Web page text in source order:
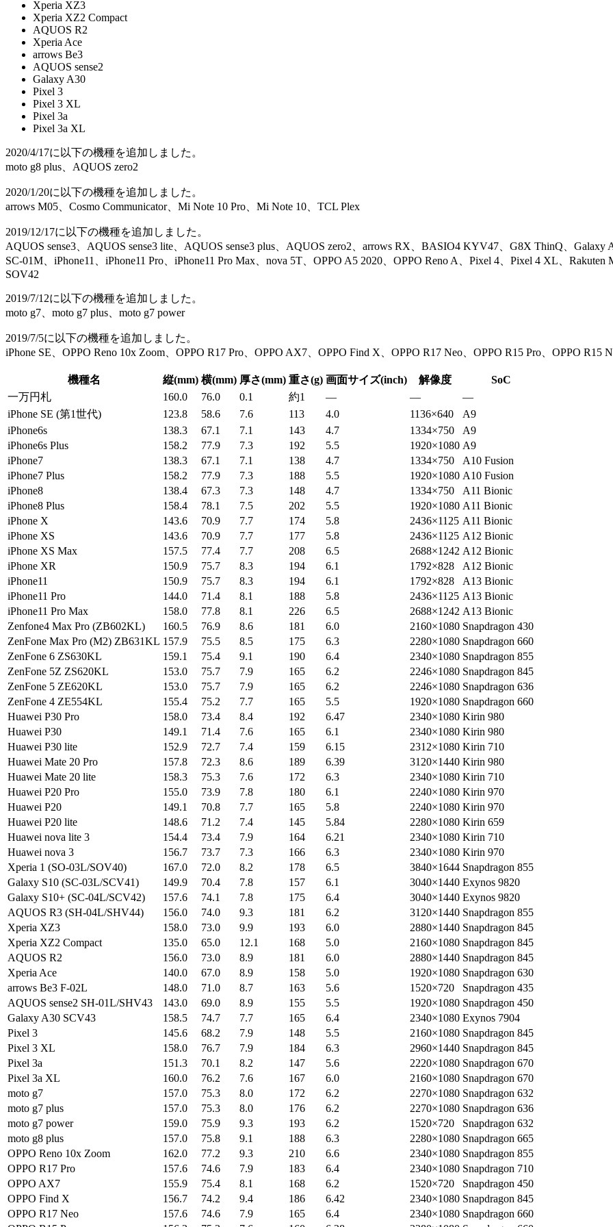
Xperia XZ3
Xperia XZ2 Compact
AQUOS R2
Xperia Ace
arrows Be3
AQUOS sense2
Galaxy A30
Pixel 3
Pixel 3 XL
Pixel 3a
Pixel 3a XL
2020/4/17に以下の機種を追加しました。
moto g8 plus、AQUOS zero2
2020/1/20に以下の機種を追加しました。
arrows M05、Cosmo Communicator、Mi Note 10 Pro、Mi Note 10、TCL Plex
2019/12/17に以下の機種を追加しました。
AQUOS sense3、AQUOS sense3 lite、AQUOS sense3 plus、AQUOS zero2、arrows RX、BASIO4 KYV47、G8X ThinQ、
SC-01M、iPhone11、iPhone11 Pro、iPhone11 Pro Max、nova 5T、OPPO A5 2020、OPPO Reno A、Pixel 4、Pixel 4 XL、
SOV42
2019/7/12に以下の機種を追加しました。
moto g7、moto g7 plus、moto g7 power
2019/7/5に以下の機種を追加しました。
iPhone SE、OPPO Reno 10x Zoom、OPPO R17 Pro、OPPO AX7、OPPO Find X、OPPO R17 Neo、OPPO R15 Pro、OPPO R15
機種名 縦(mm) 横(mm) 厚さ(mm) 重さ(g) 画面サイズ(inch) 解像度
SoC
一万円札
160.0 76.0 0.1 約1 — —
—
iPhone SE (第1世代)
123.8 58.6 7.6 113 4.0 1136×640
A9
iPhone6s
138.3 67.1 7.1 143 4.7 1334×750
A9
iPhone6s Plus
158.2 77.9 7.3 192 5.5 1920×1080 A9
iPhone7
138.3 67.1 7.1 138 4.7 1334×750
A10 Fusion
iPhone7 Plus
158.2 77.9 7.3 188 5.5 1920×1080 A10 Fusion
iPhone8
138.4 67.3 7.3 148 4.7 1334×750
A11 Bionic
iPhone8 Plus
158.4 78.1 7.5 202 5.5 1920×1080 A11 Bionic
iPhone X
143.6 70.9 7.7 174 5.8 2436×1125 A11 Bionic
iPhone XS
143.6 70.9 7.7 177 5.8 2436×1125 A12 Bionic
iPhone XS Max
157.5 77.4 7.7 208 6.5 2688×1242 A12 Bionic
iPhone XR
150.9 75.7 8.3 194 6.1 1792×828
A12 Bionic
iPhone11
150.9 75.7 8.3 194 6.1 1792×828
A13 Bionic
iPhone11 Pro
144.0 71.4 8.1 188 5.8 2436×1125 A13 Bionic
iPhone11 Pro Max
158.0 77.8 8.1 226 6.5 2688×1242 A13 Bionic
Zenfone4 Max Pro (ZB602KL)
160.5 76.9 8.6 181 6.0 2160×1080 Snapdragon 430
ZenFone Max Pro (M2) ZB631KL 157.9 75.5 8.5 175 6.3 2280×1080 Snapdragon 660
ZenFone 6 ZS630KL
159.1 75.4 9.1 190 6.4 2340×1080 Snapdragon 855
ZenFone 5Z ZS620KL
153.0 75.7 7.9 165 6.2 2246×1080 Snapdragon 845
ZenFone 5 ZE620KL
153.0 75.7 7.9 165 6.2 2246×1080 Snapdragon 636
ZenFone 4 ZE554KL
155.4 75.2 7.7 165 5.5 1920×1080 Snapdragon 660
Huawei P30 Pro
158.0 73.4 8.4 192 6.47 2340×1080 Kirin 980
Huawei P30
149.1 71.4 7.6 165 6.1 2340×1080 Kirin 980
Huawei P30 lite
152.9 72.7 7.4 159 6.15 2312×1080 Kirin 710
Huawei Mate 20 Pro
157.8 72.3 8.6 189 6.39 3120×1440 Kirin 980
Huawei Mate 20 lite
158.3 75.3 7.6 172 6.3 2340×1080 Kirin 710
Huawei P20 Pro
155.0 73.9 7.8 180 6.1 2240×1080 Kirin 970
Huawei P20
149.1 70.8 7.7 165 5.8 2240×1080 Kirin 970
Huawei P20 lite
148.6 71.2 7.4 145 5.84 2280×1080 Kirin 659
Huawei nova lite 3
154.4 73.4 7.9 164 6.21 2340×1080 Kirin 710
Huawei nova 3
156.7 73.7 7.3 166 6.3 2340×1080 Kirin 970
Xperia 1 (SO-03L/SOV40)
167.0 72.0 8.2 178 6.5 3840×1644 Snapdragon 855
Galaxy S10 (SC-03L/SCV41)
149.9 70.4 7.8 157 6.1 3040×1440 Exynos 9820
Galaxy S10+ (SC-04L/SCV42)
157.6 74.1 7.8 175 6.4 3040×1440 Exynos 9820
AQUOS R3 (SH-04L/SHV44)
156.0 74.0 9.3 181 6.2 3120×1440 Snapdragon 855
Xperia XZ3
158.0 73.0 9.9 193 6.0 2880×1440 Snapdragon 845
Xperia XZ2 Compact
135.0 65.0 12.1 168 5.0 2160×1080 Snapdragon 845
AQUOS R2
156.0 73.0 8.9 181 6.0 2880×1440 Snapdragon 845
Xperia Ace
140.0 67.0 8.9 158 5.0 1920×1080 Snapdragon 630
arrows Be3 F-02L
148.0 71.0 8.7 163 5.6 1520×720
Snapdragon 435
AQUOS sense2 SH-01L/SHV43
143.0 69.0 8.9 155 5.5 1920×1080 Snapdragon 450
Galaxy A30 SCV43
158.5 74.7 7.7 165 6.4 2340×1080 Exynos 7904
Pixel 3
145.6 68.2 7.9 148 5.5 2160×1080 Snapdragon 845
Pixel 3 XL
158.0 76.7 7.9 184 6.3 2960×1440 Snapdragon 845
Pixel 3a
151.3 70.1 8.2 147 5.6 2220×1080 Snapdragon 670
Pixel 3a XL
160.0 76.2 7.6 167 6.0 2160×1080 Snapdragon 670
moto g7
157.0 75.3 8.0 172 6.2 2270×1080 Snapdragon 632
moto g7 plus
157.0 75.3 8.0 176 6.2 2270×1080 Snapdragon 636
moto g7 power
159.0 75.9 9.3 193 6.2 1520×720
Snapdragon 632
moto g8 plus
157.0 75.8 9.1 188 6.3 2280×1080 Snapdragon 665
OPPO Reno 10x Zoom
162.0 77.2 9.3 210 6.6 2340×1080 Snapdragon 855
OPPO R17 Pro
157.6 74.6 7.9 183 6.4 2340×1080 Snapdragon 710
OPPO AX7
155.9 75.4 8.1 168 6.2 1520×720
Snapdragon 450
OPPO Find X
156.7 74.2 9.4 186 6.42 2340×1080 Snapdragon 845
OPPO R17 Neo
157.6 74.6 7.9 165 6.4 2340×1080 Snapdragon 660